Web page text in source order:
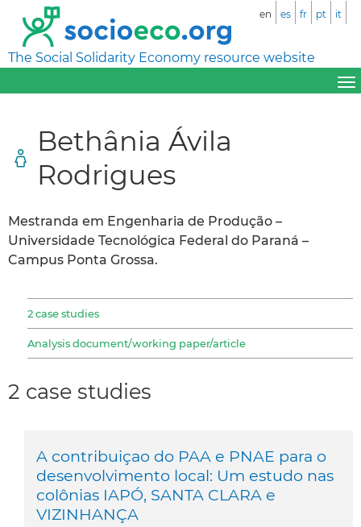
The Social Solidarity Economy resource website
en es fr pt it
Bethânia Ávila
Rodrigues
Mestranda em Engenharia de Produção –
Universidade Tecnológica Federal do Paraná –
Campus Ponta Grossa.
2 case studies
Analysis document/working paper/article
2 case studies
A contribuiçao do PAA e PNAE para o
desenvolvimento local: Um estudo nas
colônias IAPÓ, SANTA CLARA e
VIZINHANÇA